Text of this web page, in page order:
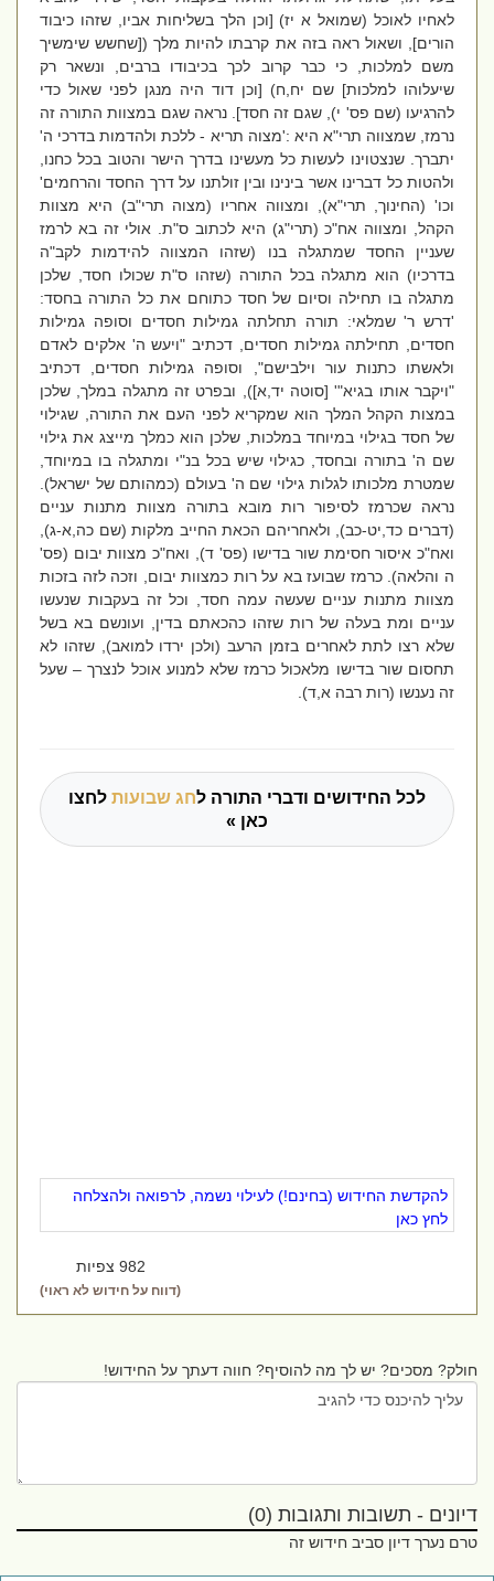
לאחיו לאוכל (שמואל א יז) [וכן הלך בשליחות אביו, שזהו כיבוד
הורים], ושאול ראה בזה את קרבתו להיות מלך ([שחשש שימשיך
משם למלכות, כי כבר קרוב לכך בכיבודו ברבים, ונשאר רק
שיעלוהו למלכות] שם יח,ח) [וכן דוד היה מנגן לפני שאול כדי
להרגיעו (שם פס' י), שגם זה חסד]. נראה שגם במצוות התורה זה
נרמז, שמצווה תרי"א היא:'מצוה תריא - ללכת ולהדמות בדרכי ה'
יתברך. שנצטוינו לעשות כל מעשינו בדרך הישר והטוב בכל כחנו,
ולהטות כל דברינו אשר בינינו ובין זולתנו על דרך החסד והרחמים'
וכו' (החינוך, תרי"א), ומצווה אחריו (מצוה תרי"ב) היא מצוות
הקהל, ומצווה אח"כ (תרי"ג) היא לכתוב ס"ת. אולי זה בא לרמז
שעניין החסד שמתגלה בנו (שזהו המצווה להידמות לקב"ה
בדרכיו) הוא מתגלה בכל התורה (שזהו ס"ת שכולו חסד, שלכן
מתגלה בו תחילה וסיום של חסד כתוחם את כל התורה בחסד:
דרש ר' שמלאי: תורה תחלתה גמילות חסדים וסופה גמילות
חסדים, תחילתה גמילות חסדים, דכתיב "ויעש ה' אלקים לאדם
ולאשתו כתנות עור וילבישם", וסופה גמילות חסדים, דכתיב
"ויקבר אותו בגיא"' [סוטה יד,א]), ובפרט זה מתגלה במלך, שלכן
במצות הקהל המלך הוא שמקריא לפני העם את התורה, שגילוי
של חסד בגילוי במיוחד במלכות, שלכן הוא כמלך מייצג את גילוי
שם ה' בתורה ובחסד, כגילוי שיש בכל בנ"י ומתגלה בו במיוחד,
שמטרת מלכותו לגלות גילוי שם ה' בעולם (כמהותם של ישראל).
נראה שכרמז לסיפור רות מובא בתורה מצוות מתנות עניים
(דברים כד,יט-כב), ולאחריהם הכאת החייב מלקות (שם כה,א-ג),
ואח"כ איסור חסימת שור בדישו (פס' ד), ואח"כ מצוות יבום (פס'
ה והלאה). כרמז שבועז בא על רות כמצוות יבום, וזכה לזה בזכות
מצוות מתנות עניים שעשה עמה חסד, וכל זה בעקבות שנעשו
עניים ומת בעלה של רות שזהו כהכאתם בדין, ועונשם בא בשל
שלא רצו לתת לאחרים בזמן הרעב (ולכן ירדו למואב), שזהו לא
תחסום שור בדישו מלאכול כרמז שלא למנוע אוכל לנצרך – שעל
זה נענשו (רות רבה א,ד).
לכל החידושים ודברי התורה לחג שבועותלחצו
כאן »
להקדשת החידוש (בחינם!) לעילוי נשמה, לרפואה ולהצלחה
לחץ כאן
982 צפיות
(דווח על חידוש לא ראוי)
חולק? מסכים? יש לך מה להוסיף? חווה דעתך על החידוש!
דיונים - תשובות ותגובות (0)
טרם נערך דיון סביב חידוש זה